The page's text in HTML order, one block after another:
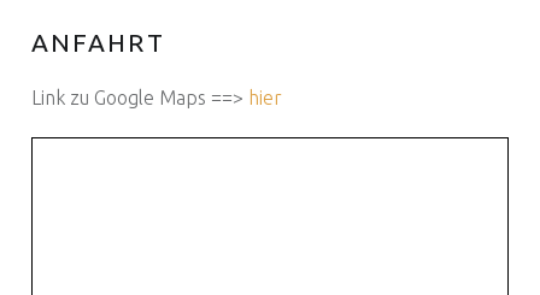
ANFAHRT
Link zu Google Maps ==> hier